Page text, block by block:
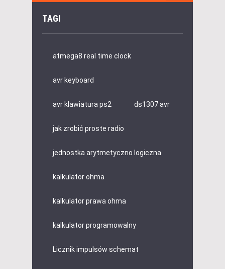
TAGI
atmega8 real time clock
avr keyboard
avr klawiatura ps2 ds1307 avr
jak zrobić proste radio
jednostka arytmetyczno logiczna
kalkulator ohma
kalkulator prawa ohma
kalkulator programowalny
Licznik impulsów schemat